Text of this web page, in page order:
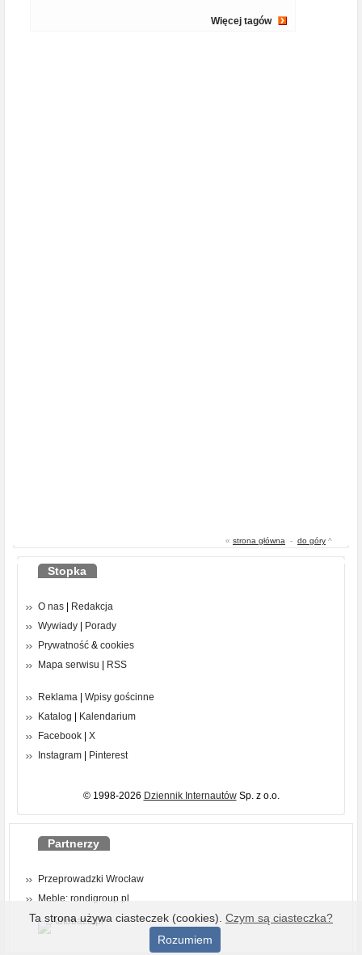
Więcej tagów
« strona główna - do góry ^
Stopka
O nas
Redakcja
Wywiady
Porady
Prywatność & cookies
Mapa serwisu
RSS
Reklama
Wpisy gościnne
Katalog
Kalendarium
Facebook
X
Instagram
Pinterest
© 1998-2026 Dziennik InternautówSp. z o.o.
Partnerzy
Przeprowadzki Wrocław
Meble: rondigroup.pl
Ta strona używa ciasteczek (cookies). Czym są ciasteczka?
Rozumiem